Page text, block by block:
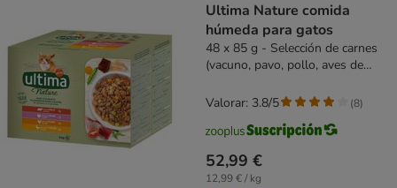
Ultima Nature comida
húmeda para gatos
48 x 85 g - Selección de carnes
(vacuno, pavo, pollo, aves de
52,99 €
12,99 € / kg
Valorar: 3.8/5 (8)